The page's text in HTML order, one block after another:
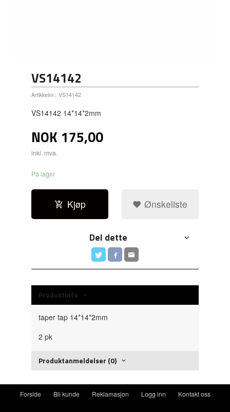
VS14142
Artikkelnr.: VS14142
VS14142 14*14*2mm
NOK 175,00
inkl. mva.
På lager
Kjøp Ønskeliste
Del dette
Produktinfo
taper tap 14*14*2mm
2 pk
Produktanmeldelser (0)
Forside Bli kunde Reklamasjon Logg inn Kontakt oss